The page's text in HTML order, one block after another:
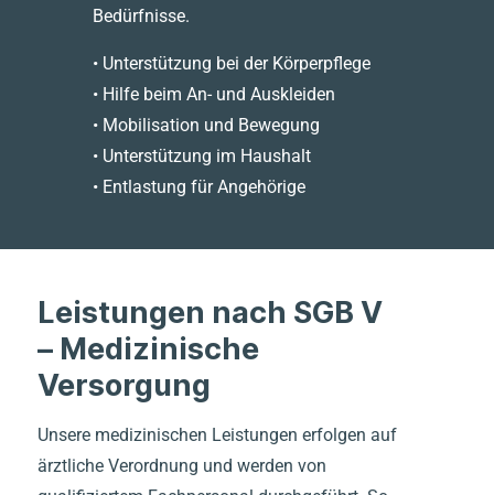
Bedürfnisse.
• Unterstützung bei der Körperpflege
• Hilfe beim An- und Auskleiden
• Mobilisation und Bewegung
• Unterstützung im Haushalt
• Entlastung für Angehörige
Leistungen nach SGB V
– Medizinische
Versorgung
Unsere medizinischen Leistungen erfolgen auf
ärztliche Verordnung und werden von